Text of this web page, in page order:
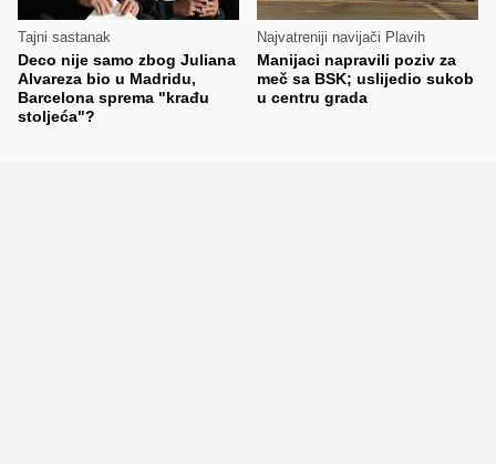
Tajni sastanak
Deco nije samo zbog Juliana
Alvareza bio u Madridu,
Barcelona sprema "krađu
stoljeća"?
Najvatreniji navijači Plavih
Manijaci napravili poziv za
meč sa BSK; uslijedio sukob
u centru grada